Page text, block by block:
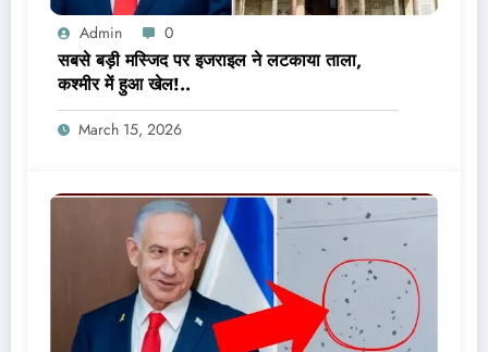
Admin 0
सबसे बड़ी मस्जिद पर इजराइल ने लटकाया ताला,
कश्मीर में हुआ खेल!..
March 15, 2026